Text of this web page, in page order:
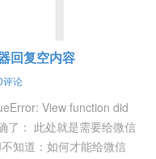
回复空内容
评论
View function did
了： 此处就是需要给微信
知道：如何才能给微信